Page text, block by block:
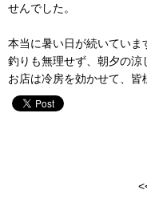
せんでした。
本当に暑い日が続いていま
釣りも無理せず、朝夕の涼
お店は冷房を効かせて、